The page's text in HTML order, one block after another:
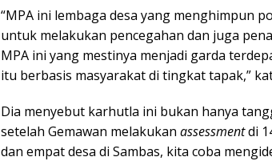
“MPA ini lembaga desa yang menghimpun
untuk melakukan pencegahan dan juga
MPA ini yang mestinya menjadi garda
itu berbasis masyarakat di tingkat tapak,”
Dia menyebut karhutla ini bukan hanya
setelah Gemawan melakukan assessmentdi
dan empat desa di Sambas, kita coba